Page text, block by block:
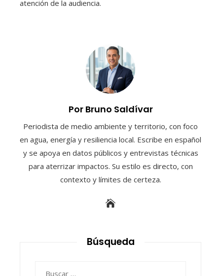
atención de la audiencia.
Por Bruno Saldívar
Periodista de medio ambiente y territorio, con foco
en agua, energía y resiliencia local. Escribe en español
y se apoya en datos públicos y entrevistas técnicas
para aterrizar impactos. Su estilo es directo, con
contexto y límites de certeza.
Búsqueda